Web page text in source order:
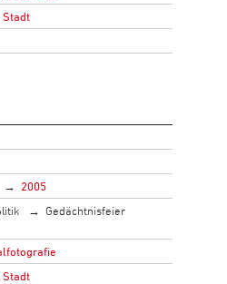
Stadt
2005
Gedächtnisfeier
Stadt